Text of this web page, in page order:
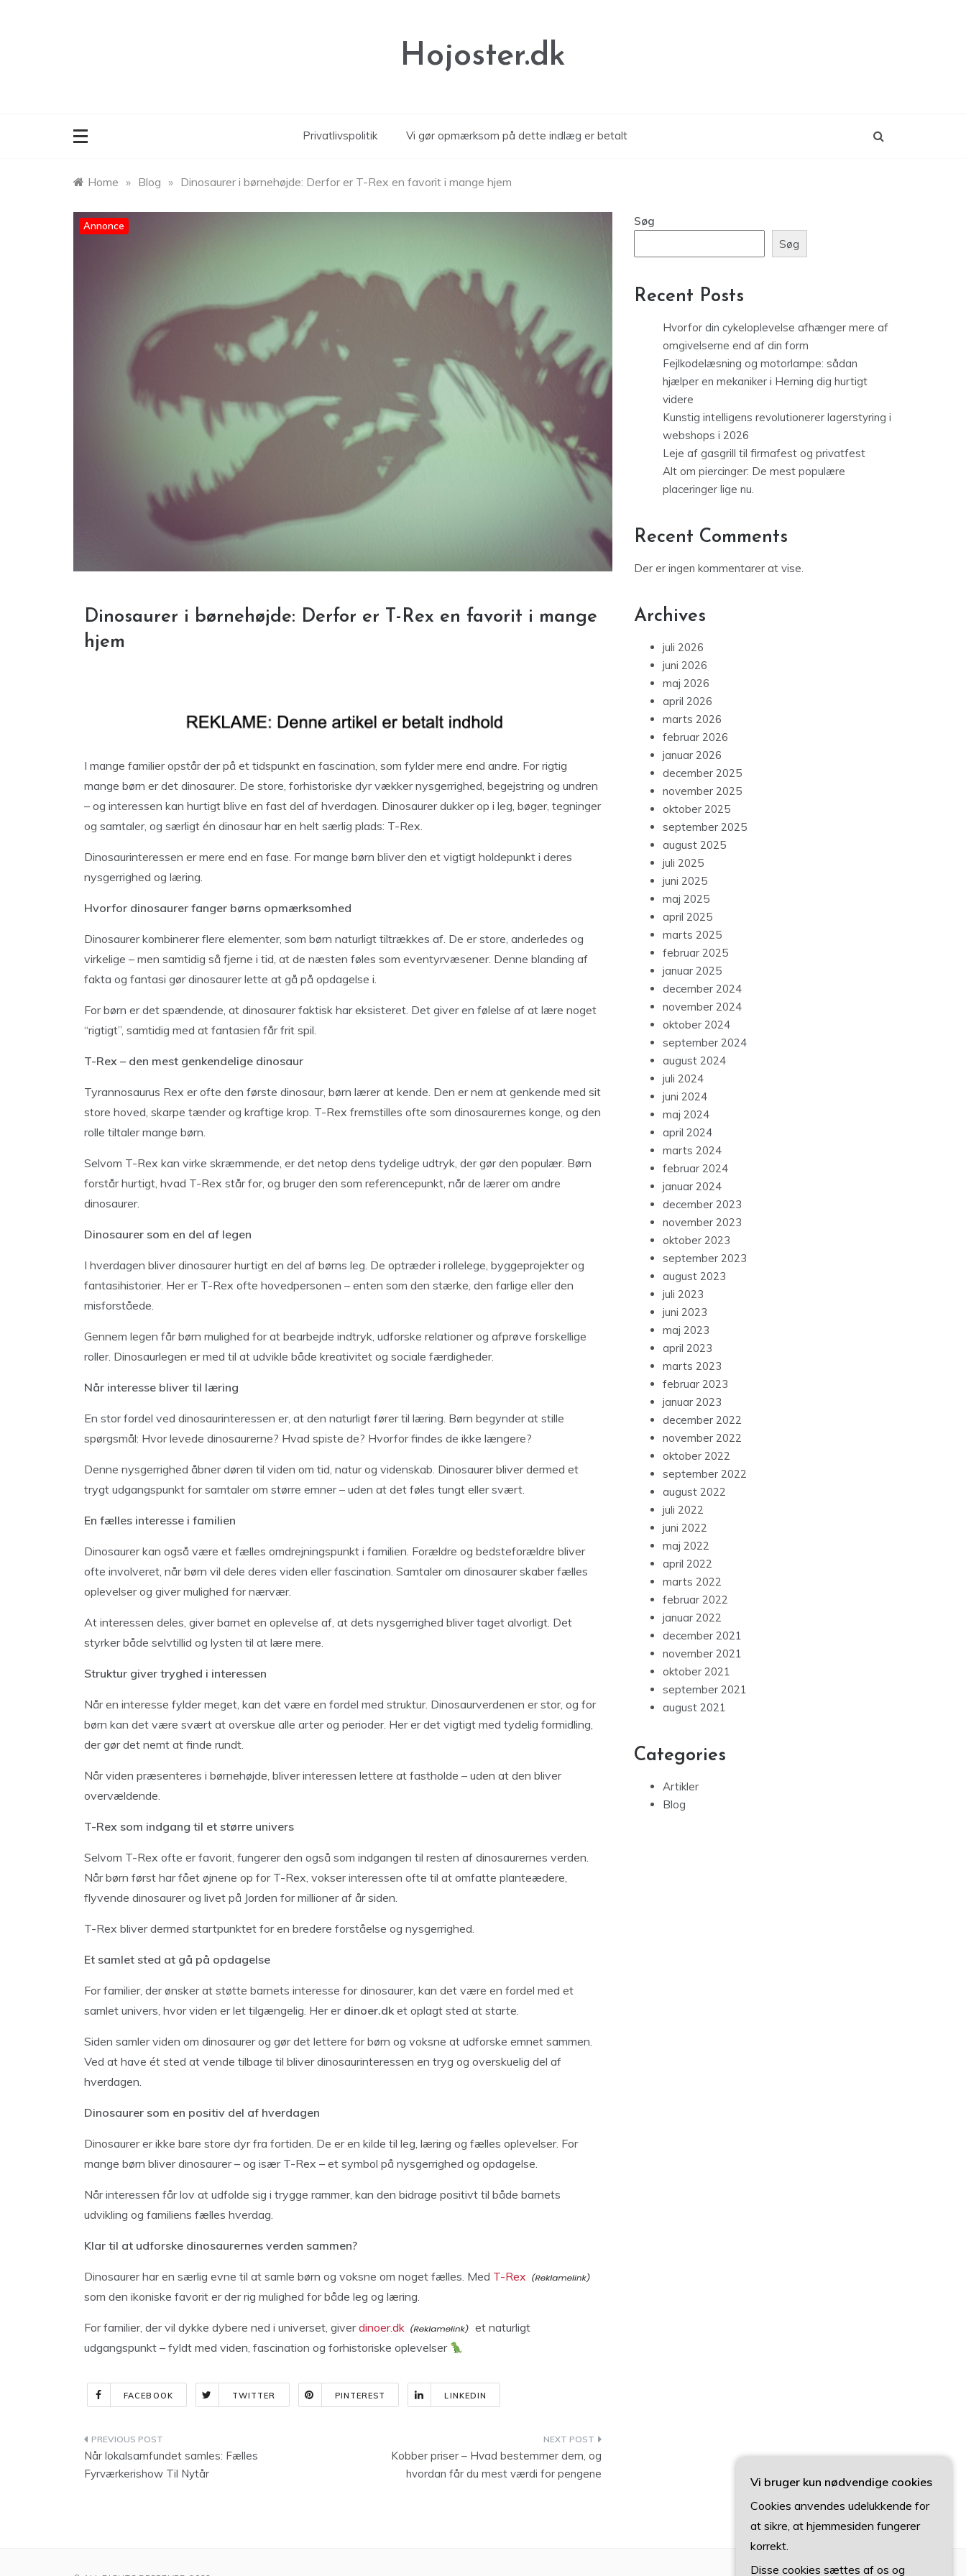
Hojoster.dk
Privatlivspolitik Vi gør opmærksom på dette indlæg er betalt
Home » Blog » Dinosaurer i børnehøjde: Derfor er T-Rex en favorit i mange hjem
Annonce
Dinosaurer i børnehøjde: Derfor er T-Rex en favorit i mange
hjem
I mange familier opstår der på et tidspunkt en fascination, som fylder mere end andre. For rigtig
mange børn er det dinosaurer. De store, forhistoriske dyr vækker nysgerrighed, begejstring og undren
– og interessen kan hurtigt blive en fast del af hverdagen. Dinosaurer dukker op i leg, bøger, tegninger
og samtaler, og særligt én dinosaur har en helt særlig plads: T-Rex.
Dinosaurinteressen er mere end en fase. For mange børn bliver den et vigtigt holdepunkt i deres
nysgerrighed og læring.
Hvorfor dinosaurer fanger børns opmærksomhed
Dinosaurer kombinerer flere elementer, som børn naturligt tiltrækkes af. De er store, anderledes og
virkelige – men samtidig så fjerne i tid, at de næsten føles som eventyrvæsener. Denne blanding af
fakta og fantasi gør dinosaurer lette at gå på opdagelse i.
For børn er det spændende, at dinosaurer faktisk har eksisteret. Det giver en følelse af at lære noget
“rigtigt”, samtidig med at fantasien får frit spil.
T-Rex – den mest genkendelige dinosaur
Tyrannosaurus Rex er ofte den første dinosaur, børn lærer at kende. Den er nem at genkende med sit
store hoved, skarpe tænder og kraftige krop. T-Rex fremstilles ofte som dinosaurernes konge, og den
rolle tiltaler mange børn.
Selvom T-Rex kan virke skræmmende, er det netop dens tydelige udtryk, der gør den populær. Børn
forstår hurtigt, hvad T-Rex står for, og bruger den som referencepunkt, når de lærer om andre
dinosaurer.
Dinosaurer som en del af legen
I hverdagen bliver dinosaurer hurtigt en del af børns leg. De optræder i rollelege, byggeprojekter og
fantasihistorier. Her er T-Rex ofte hovedpersonen – enten som den stærke, den farlige eller den
misforståede.
Gennem legen får børn mulighed for at bearbejde indtryk, udforske relationer og afprøve forskellige
roller. Dinosaurlegen er med til at udvikle både kreativitet og sociale færdigheder.
Når interesse bliver til læring
En stor fordel ved dinosaurinteressen er, at den naturligt fører til læring. Børn begynder at stille
spørgsmål: Hvor levede dinosaurerne? Hvad spiste de? Hvorfor findes de ikke længere?
Denne nysgerrighed åbner døren til viden om tid, natur og videnskab. Dinosaurer bliver dermed et
trygt udgangspunkt for samtaler om større emner – uden at det føles tungt eller svært.
En fælles interesse i familien
Dinosaurer kan også være et fælles omdrejningspunkt i familien. Forældre og bedsteforældre bliver
ofte involveret, når børn vil dele deres viden eller fascination. Samtaler om dinosaurer skaber fælles
oplevelser og giver mulighed for nærvær.
At interessen deles, giver barnet en oplevelse af, at dets nysgerrighed bliver taget alvorligt. Det
styrker både selvtillid og lysten til at lære mere.
Struktur giver tryghed i interessen
Når en interesse fylder meget, kan det være en fordel med struktur. Dinosaurverdenen er stor, og for
børn kan det være svært at overskue alle arter og perioder. Her er det vigtigt med tydelig formidling,
der gør det nemt at finde rundt.
Når viden præsenteres i børnehøjde, bliver interessen lettere at fastholde – uden at den bliver
overvældende.
T-Rex som indgang til et større univers
Selvom T-Rex ofte er favorit, fungerer den også som indgangen til resten af dinosaurernes verden.
Når børn først har fået øjnene op for T-Rex, vokser interessen ofte til at omfatte planteædere,
flyvende dinosaurer og livet på Jorden for millioner af år siden.
T-Rex bliver dermed startpunktet for en bredere forståelse og nysgerrighed.
Et samlet sted at gå på opdagelse
For familier, der ønsker at støtte barnets interesse for dinosaurer, kan det være en fordel med et
samlet univers, hvor viden er let tilgængelig. Her er dinoer.dk et oplagt sted at starte.
Siden samler viden om dinosaurer og gør det lettere for børn og voksne at udforske emnet sammen.
Ved at have ét sted at vende tilbage til bliver dinosaurinteressen en tryg og overskuelig del af
hverdagen.
Dinosaurer som en positiv del af hverdagen
Dinosaurer er ikke bare store dyr fra fortiden. De er en kilde til leg, læring og fælles oplevelser. For
mange børn bliver dinosaurer – og især T-Rex – et symbol på nysgerrighed og opdagelse.
Når interessen får lov at udfolde sig i trygge rammer, kan den bidrage positivt til både barnets
udvikling og familiens fælles hverdag.
Klar til at udforske dinosaurernes verden sammen?
Dinosaurer har en særlig evne til at samle børn og voksne om noget fælles. Med T-Rex
som den ikoniske favorit er der rig mulighed for både leg og læring.
For familier, der vil dykke dybere ned i universet, giverdinoer.dk
et naturligt
udgangspunkt – fyldt med viden, fascination og forhistoriske oplevelser
FACEBOOK TWITTER PINTEREST LINKEDIN
Indlægsnavigation
Når lokalsamfundet samles: Fælles
Fyrværkerishow Til Nytår
Kobber priser – Hvad bestemmer dem, og
hvordan får du mest værdi for pengene
Søg
Søg
Recent Posts
Hvorfor din cykeloplevelse afhænger mere af
omgivelserne end af din form
Fejlkodelæsning og motorlampe: sådan
hjælper en mekaniker i Herning dig hurtigt
videre
Kunstig intelligens revolutionerer lagerstyring i
webshops i 2026
Leje af gasgrill til firmafest og privatfest
Alt om piercinger: De mest populære
placeringer lige nu.
Recent Comments
Der er ingen kommentarer at vise.
Archives
juli 2026
juni 2026
maj 2026
april 2026
marts 2026
februar 2026
januar 2026
december 2025
november 2025
oktober 2025
september 2025
august 2025
juli 2025
juni 2025
maj 2025
april 2025
marts 2025
februar 2025
januar 2025
december 2024
november 2024
oktober 2024
september 2024
august 2024
juli 2024
juni 2024
maj 2024
april 2024
marts 2024
februar 2024
januar 2024
december 2023
november 2023
oktober 2023
september 2023
august 2023
juli 2023
juni 2023
maj 2023
april 2023
marts 2023
februar 2023
januar 2023
december 2022
november 2022
oktober 2022
september 2022
august 2022
juli 2022
juni 2022
maj 2022
april 2022
marts 2022
februar 2022
januar 2022
december 2021
november 2021
oktober 2021
september 2021
august 2021
Categories
Artikler
Blog
Vi bruger kun nødvendige cookies
Cookies anvendes udelukkende for
at sikre, at hjemmesiden fungerer
korrekt.
Disse cookies sættes af os og